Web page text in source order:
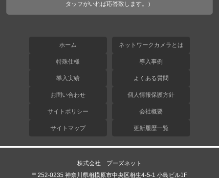
タッフがいれば応答致します。）
ホーム ネットワークカメラとは
特殊仕様 導入事例
導入実績 よくある質問
お問い合わせ 個人情報保護方針
サイトポリシー 会社概要
サイトマップ 更新履歴一覧
株式会社 プーズネット
〒252-0235 神奈川県相模原市中央区相生4-5-1 小島ビル1F